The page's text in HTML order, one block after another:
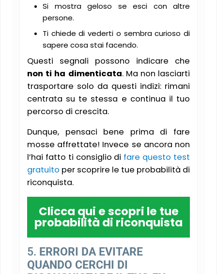
Si mostra geloso se esci con altre
persone.
Ti chiede di vederti o sembra curioso di
sapere cosa stai facendo.
Questi segnali possono indicare che
non ti ha dimenticata. Ma non lasciarti
trasportare solo da questi indizi: rimani
centrata su te stessa e continua il tuo
percorso di crescita.
Dunque, pensaci bene prima di fare
mosse affrettate! Invece se ancora non
l’hai fatto ti consiglio di fare questo test
gratuito per scoprire le tue probabilità di
riconquista.
Clicca qui e scopri le tue
probabilità di riconquista
5. ERRORI DA EVITARE
QUANDO CERCHI DI